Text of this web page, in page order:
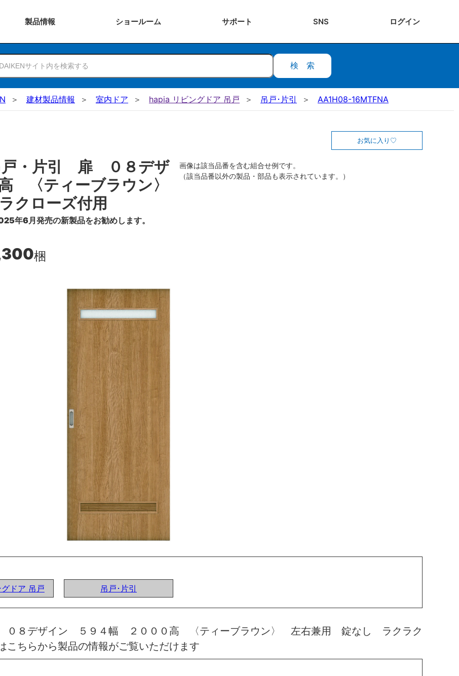
製品情報 ショールーム サポート SNS ログイン
検索
建材製品情報 室内ドア hapia リビングドア 吊戸 吊戸･片引 AA1H08-16MTFNA
・片引 扉 ０８デザ
〈ティーブラウン〉
ローズ付用
年6月発売の新製品をお勧めします。
梱
お気に入り
画像は該当品番を含む組合せ例です。
（該当品番以外の製品・部品も表示されています。）
ドア 吊戸 吊戸･片引
８デザイン ５９４幅 ２０００高 〈ティーブラウン〉 左右兼用 錠なし ラクラク
こちらから製品の情報がご覧いただけます